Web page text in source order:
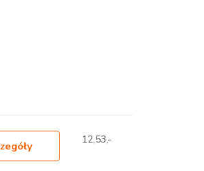
12,53,-